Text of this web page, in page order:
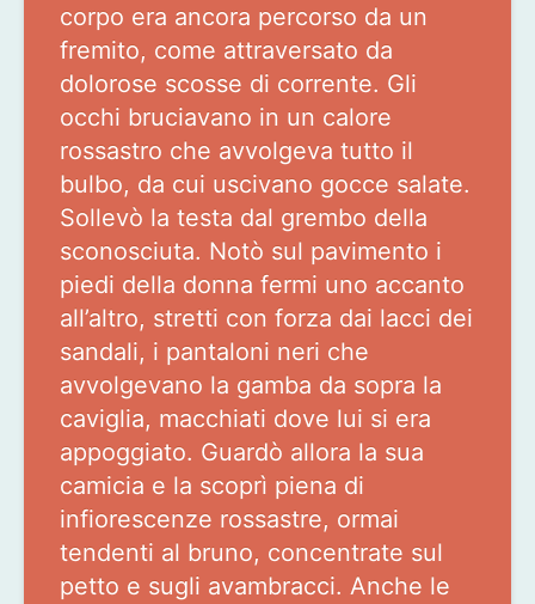
corpo era ancora percorso da un
fremito, come attraversato da
dolorose scosse di corrente. Gli
occhi bruciavano in un calore
rossastro che avvolgeva tutto il
bulbo, da cui uscivano gocce salate.
Sollevò la testa dal grembo della
sconosciuta. Notò sul pavimento i
piedi della donna fermi uno accanto
all’altro, stretti con forza dai lacci dei
sandali, i pantaloni neri che
avvolgevano la gamba da sopra la
caviglia, macchiati dove lui si era
appoggiato. Guardò allora la sua
camicia e la scoprì piena di
infiorescenze rossastre, ormai
tendenti al bruno, concentrate sul
petto e sugli avambracci. Anche le